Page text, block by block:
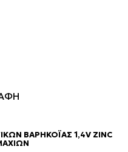
ΒΑΡΗΚΟΪ́ΑΣ 1,4V ZINC